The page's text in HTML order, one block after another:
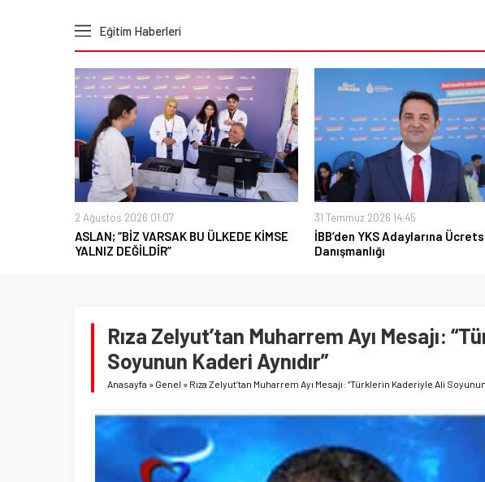
Eğitim Haberleri
2 Ağustos 2026 01:07
ASLAN; “BİZ VARSAK BU ÜLKEDE KİMSE
YALNIZ DEĞİLDİR”
31 Temmuz 2026 14:45
İBB’den YKS Adaylarına
Danışmanlığı
Rıza Zelyut’tan Muharrem Ayı Mesajı:
Soyunun Kaderi Aynıdır”
Anasayfa » Genel » Rıza Zelyut’tan Muharrem Ayı Mesajı: “Türklerin Kaderiyle Ali